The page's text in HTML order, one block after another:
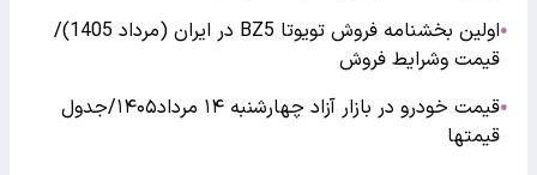
●
اولین بخشنامه فروش تویوتا BZ5 در ایران (مرداد 1405)/
قیمت وشرایط فروش
●
قیمت خودرو در بازار آزاد چهارشنبه ۱۴ مرداد۱۴۰۵/جدول
قیمتها